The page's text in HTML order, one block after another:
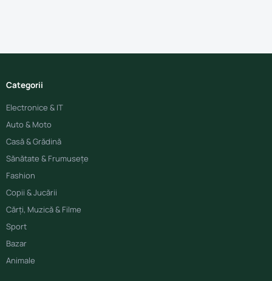
Categorii
Electronice & IT
Auto & Moto
Casă & Grădină
Sănătate & Frumusețe
Fashion
Copii & Jucării
Cărți, Muzică & Filme
Sport
Bazar
Animale